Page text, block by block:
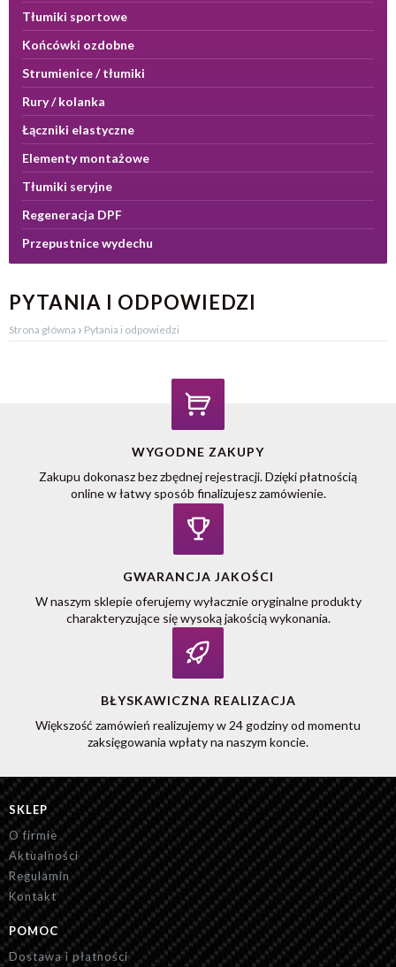
Tłumiki sportowe
Końcówki ozdobne
Strumienice / tłumiki
Rury / kolanka
Łączniki elastyczne
Elementy montażowe
Tłumiki seryjne
Regeneracja DPF
Przepustnice wydechu
PYTANIA I ODPOWIEDZI
Strona główna › Pytania i odpowiedzi
WYGODNE ZAKUPY
Zakupu dokonasz bez zbędnej rejestracji. Dzięki płatnością
online w łatwy sposób finalizujesz zamówienie.
GWARANCJA JAKOŚCI
W naszym sklepie oferujemy wyłacznie oryginalne produkty
charakteryzujące się wysoką jakością wykonania.
BŁYSKAWICZNA REALIZACJA
Większość zamówień realizujemy w 24 godziny od momentu
zaksięgowania wpłaty na naszym koncie.
SKLEP
O firmie
Aktualności
Regulamin
Kontakt
POMOC
Dostawa i płatności